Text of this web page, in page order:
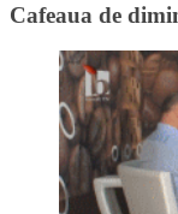
Cafeaua de